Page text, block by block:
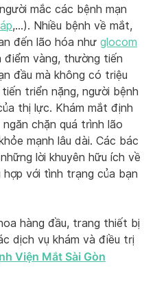
mắc các bệnh mạn
,…). Nhiều bệnh về mắt,
đến lão hóa như glocom
vàng, thường tiến
đầu mà không có triệu
triển nặng, người bệnh
thị lực. Khám mắt định
chặn quá trình lão
mạnh lâu dài. Các bác
lời khuyên hữu ích về
với tình trạng của bạn
hàng đầu, trang thiết bị
dịch vụ khám và điều trị
Viện Mắt Sài Gòn